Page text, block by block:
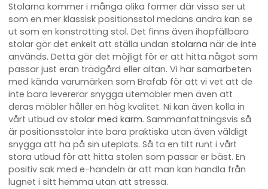
Stolarna kommer i många olika former där vissa ser ut
som en mer klassisk positionsstol medans andra kan se
ut som en konstrotting stol. Det finns även ihopfällbara
stolar gör det enkelt att ställa undan stolarna när de inte
används. Detta gör det möjligt för er att hitta något som
passar just eran trädgård eller altan. Vi har samarbeten
med kända varumärken som Brafab för att vi vet att de
inte bara levererar snygga utemöbler men även att
deras möbler håller en hög kvalitet. Ni kan även kolla in
vårt utbud av stolar med karm. Sammanfattningsvis så
är positionsstolar inte bara praktiska utan även väldigt
snygga att ha på sin uteplats. Så ta en titt runt i vårt
stora utbud för att hitta stolen som passar er bäst. En
positiv sak med e-handeln är att man kan handla från
lugnet i sitt hemma utan att stressa.